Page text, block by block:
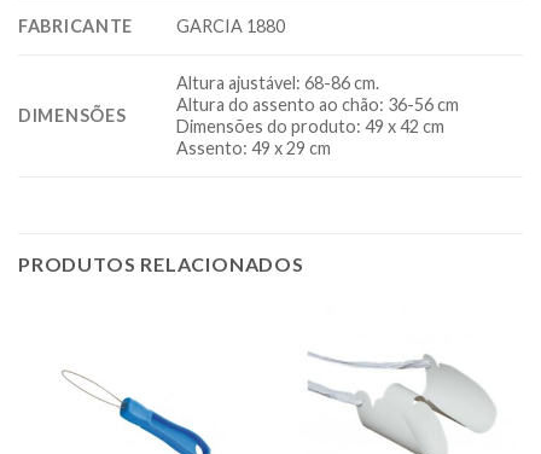
FABRICANTE GARCIA 1880
DIMENSÕES
Altura ajustável: 68-86 cm.
Altura do assento ao chão: 36-56 cm
Dimensões do produto: 49 x 42 cm
Assento: 49 x 29 cm
PRODUTOS RELACIONADOS